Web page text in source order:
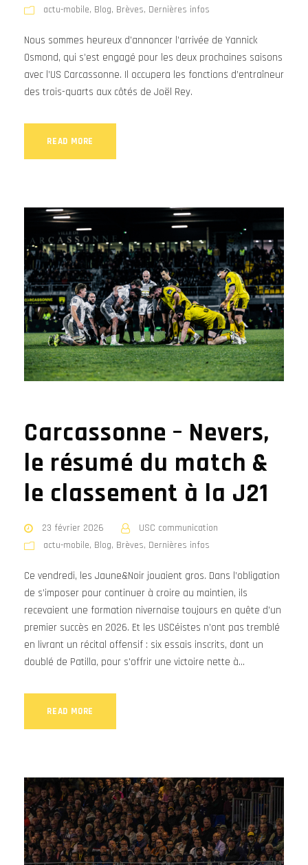
actu-mobile, Blog, Brèves, Dernières infos
Nous sommes heureux d’annoncer l’arrivée de Yannick
Osmond, qui s’est engagé pour les deux prochaines saisons
avec l’US Carcassonne. Il occupera les fonctions d’entraîneur
des trois-quarts aux côtés de Joël Rey.
READ MORE
Carcassonne – Nevers,
le résumé du match &
le classement à la J21
23 février 2026
USC communication
actu-mobile, Blog, Brèves, Dernières infos
Ce vendredi, les Jaune&Noir jouaient gros. Dans l’obligation
de s’imposer pour continuer à croire au maintien, ils
recevaient une formation nivernaise toujours en quête d’un
premier succès en 2026. Et les USCéistes n’ont pas tremblé
en livrant un récital offensif : six essais inscrits, dont un
doublé de Patilla, pour s'offrir une victoire nette à...
READ MORE